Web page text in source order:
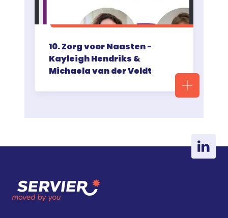
10. Zorg voor Naasten -
Kayleigh Hendriks &
Michaela van der Veldt